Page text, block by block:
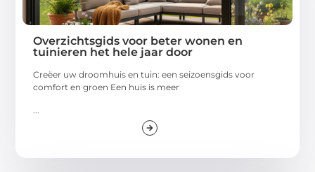
Overzichtsgids voor beter wonen en
tuinieren het hele jaar door
Creëer uw droomhuis en tuin: een seizoensgids voor
comfort en groen Een huis is meer